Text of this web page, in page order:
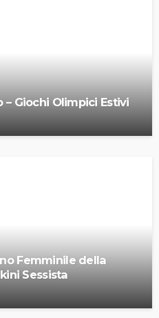
– Giochi Olimpici Estivi
Femminile della
Sessista